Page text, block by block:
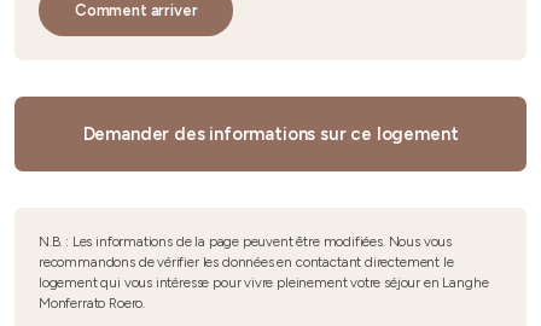
Comment arriver
Demander des informations sur ce logement
N.B. : Les informations de la page peuvent être modifiées. Nous vous
recommandons de vérifier les données en contactant directement le
logement qui vous intéresse pour vivre pleinement votre séjour en Langhe
Monferrato Roero.